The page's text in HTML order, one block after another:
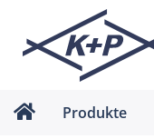
Produkte